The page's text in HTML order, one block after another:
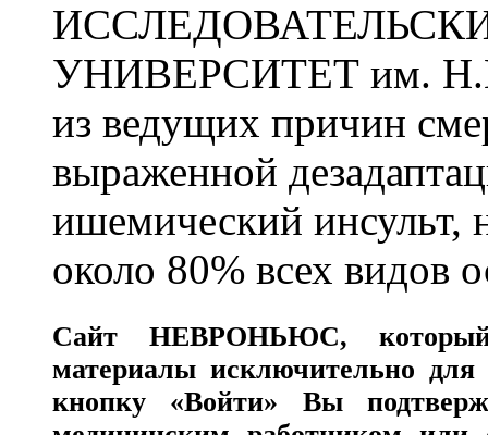
УНИВЕРСИТЕТ им.
из ведущих причин
выраженной
ишемический инсульт,
около 80% всех видов
СайтНЕВРОНЬЮС,
материалы исключительно для
кнопку «Войти» Вы